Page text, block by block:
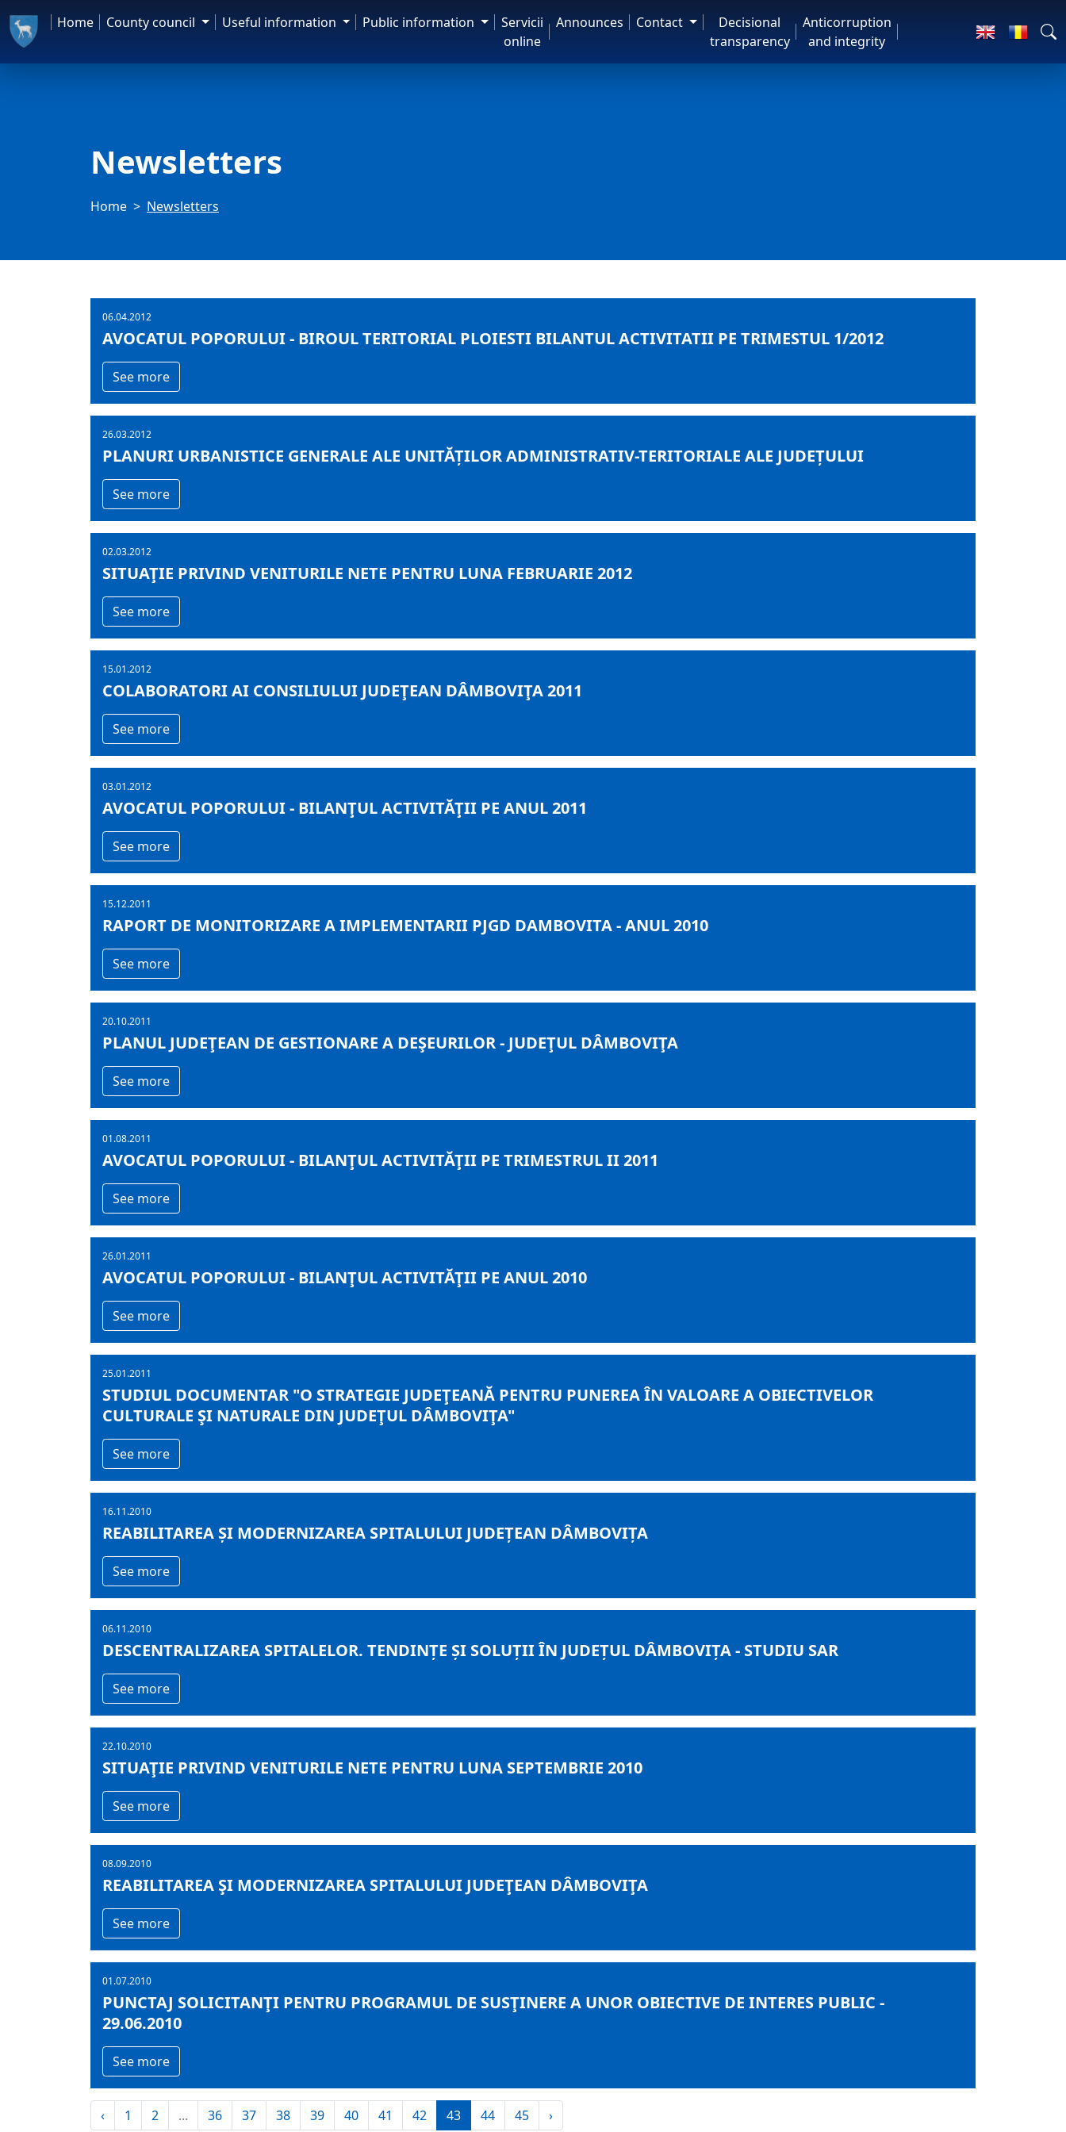
Home County council Useful information Public information
Servicii
online
Announces Contact
Decisional
transparency
Anticorruption
and integrity
Newsletters
Home Newsletters
06.04.2012
AVOCATUL POPORULUI - BIROUL TERITORIAL PLOIESTI BILANTUL ACTIVITATII PE TRIMESTUL 1/2012
See more
26.03.2012
PLANURI URBANISTICE GENERALE ALE UNITĂȚILOR ADMINISTRATIV-TERITORIALE ALE JUDEȚULUI
See more
02.03.2012
SITUAŢIE PRIVIND VENITURILE NETE PENTRU LUNA FEBRUARIE 2012
See more
15.01.2012
COLABORATORI AI CONSILIULUI JUDEŢEAN DÂMBOVIŢA 2011
See more
03.01.2012
AVOCATUL POPORULUI - BILANŢUL ACTIVITĂŢII PE ANUL 2011
See more
15.12.2011
RAPORT DE MONITORIZARE A IMPLEMENTARII PJGD DAMBOVITA - ANUL 2010
See more
20.10.2011
PLANUL JUDEŢEAN DE GESTIONARE A DEŞEURILOR - JUDEŢUL DÂMBOVIŢA
See more
01.08.2011
AVOCATUL POPORULUI - BILANŢUL ACTIVITĂŢII PE TRIMESTRUL II 2011
See more
26.01.2011
AVOCATUL POPORULUI - BILANŢUL ACTIVITĂŢII PE ANUL 2010
See more
25.01.2011
STUDIUL DOCUMENTAR "O STRATEGIE JUDEŢEANĂ PENTRU PUNEREA ÎN VALOARE A OBIECTIVELOR
CULTURALE ŞI NATURALE DIN JUDEŢUL DÂMBOVIŢA"
See more
16.11.2010
REABILITAREA ȘI MODERNIZAREA SPITALULUI JUDEȚEAN DÂMBOVIȚA
See more
06.11.2010
DESCENTRALIZAREA SPITALELOR. TENDINȚE ȘI SOLUȚII ÎN JUDEȚUL DÂMBOVIȚA - STUDIU SAR
See more
22.10.2010
SITUAŢIE PRIVIND VENITURILE NETE PENTRU LUNA SEPTEMBRIE 2010
See more
08.09.2010
REABILITAREA ŞI MODERNIZAREA SPITALULUI JUDEŢEAN DÂMBOVIŢA
See more
01.07.2010
PUNCTAJ SOLICITANŢI PENTRU PROGRAMUL DE SUSŢINERE A UNOR OBIECTIVE DE INTERES PUBLIC -
29.06.2010
See more
‹ 1 2 ... 36 37 38 39 40 41 42 43 44 45 ›